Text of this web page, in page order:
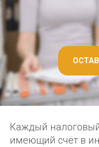
Каждый
имеющий счёт в